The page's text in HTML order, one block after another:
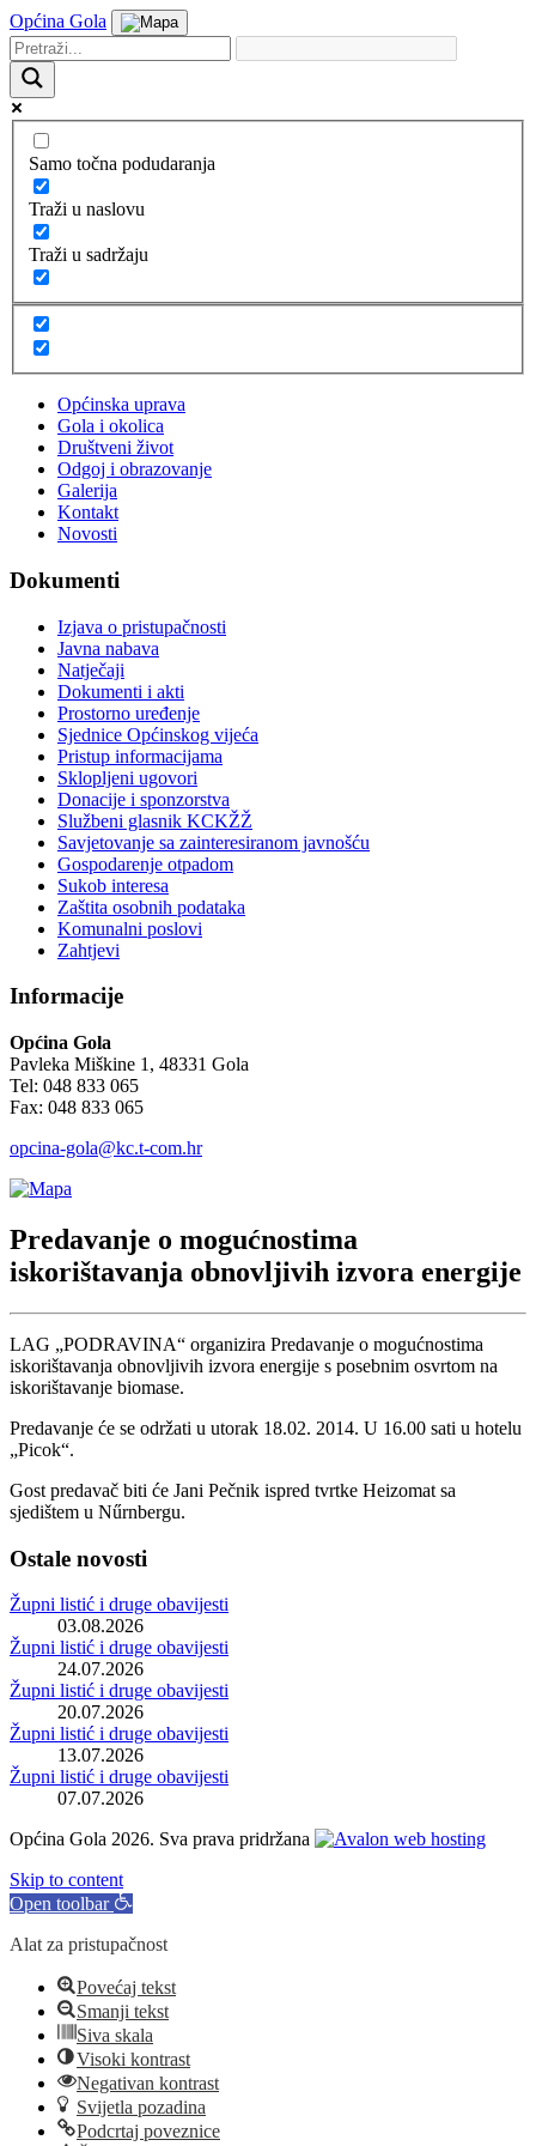
Općina Gola
Samo točna podudaranja
Traži u naslovu
Traži u sadržaju
Općinska uprava
Gola i okolica
Društveni život
Odgoj i obrazovanje
Galerija
Kontakt
Novosti
Dokumenti
Izjava o pristupačnosti
Javna nabava
Natječaji
Dokumenti i akti
Prostorno uređenje
Sjednice Općinskog vijeća
Pristup informacijama
Sklopljeni ugovori
Donacije i sponzorstva
Službeni glasnik KCKŽŽ
Savjetovanje sa zainteresiranom javnošću
Gospodarenje otpadom
Sukob interesa
Zaštita osobnih podataka
Komunalni poslovi
Zahtjevi
Informacije
Općina Gola
Pavleka Miškine 1, 48331 Gola
Tel: 048 833 065
Fax: 048 833 065
opcina-gola@kc.t-com.hr
Predavanje o mogućnostima
iskorištavanja obnovljivih izvora energije
LAG „PODRAVINA“ organizira Predavanje o mogućnostima
iskorištavanja obnovljivih izvora energije s posebnim osvrtom na
iskorištavanje biomase.
Predavanje će se održati u utorak 18.02. 2014. U 16.00 sati u hotelu
„Picok“.
Gost predavač biti će Jani Pečnik ispred tvrtke Heizomat sa
sjedištem u Nűrnbergu.
Ostale novosti
Župni listić i druge obavijesti
03.08.2026
Župni listić i druge obavijesti
24.07.2026
Župni listić i druge obavijesti
20.07.2026
Župni listić i druge obavijesti
13.07.2026
Župni listić i druge obavijesti
07.07.2026
Općina Gola 2026. Sva prava pridržana
Skip to content
Open toolbar
Alat za pristupačnost
Povećaj tekst
Smanji tekst
Siva skala
Visoki kontrast
Negativan kontrast
Svijetla pozadina
Podcrtaj poveznice